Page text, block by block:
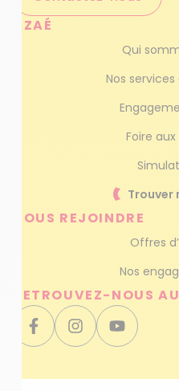
AZAÉ
Qui
Nos
Foire
Trouver
NOUS REJOINDRE
Offres
Nos
RETROUVEZ-NOUS